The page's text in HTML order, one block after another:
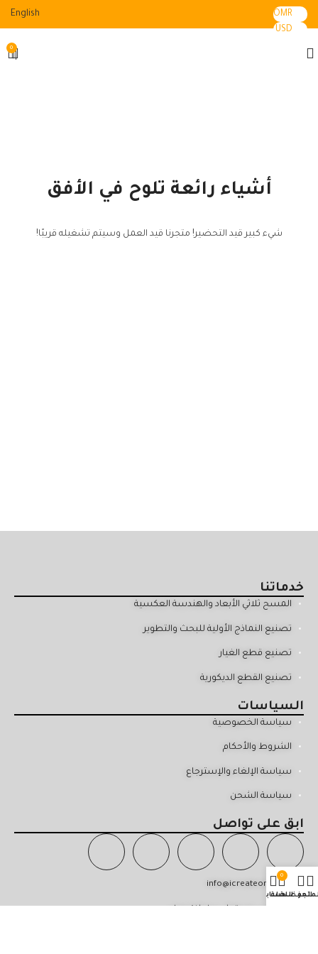
OMR
USD
English
0
أشياء رائعة تلوح في الأفق
شيء كبير قيد التحضير! متجرنا قيد العمل وسيتم تشغيله قريبًا!
خدماتنا
المسح ثلاثي الأبعاد والهندسة العكسية
تصنيع النماذج الأولية للبحث والتطوير
تصنيع قطع الغيار
تصنيع القطع الديكورية
السياسات
سياسة الخصوصية
الشروط والأحكام
سياسة الإلغاء والإسترجاع
سياسة الشحن
ابق على تواصل
info@icreateom.com
المفضلة
0
السلة
حسابي